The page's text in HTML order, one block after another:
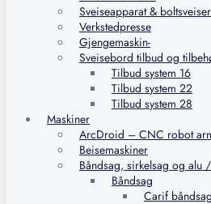
Sveiseapparat & boltsveiser
Verkstedpresse
Gjengemaskin-
Sveisebord tilbud og
Tilbud system 16
Tilbud system 22
Tilbud system 28
Maskiner
ArcDroid – CNC robot
Beisemaskiner
Båndsag, sirkelsag og alu
Båndsag
Carif